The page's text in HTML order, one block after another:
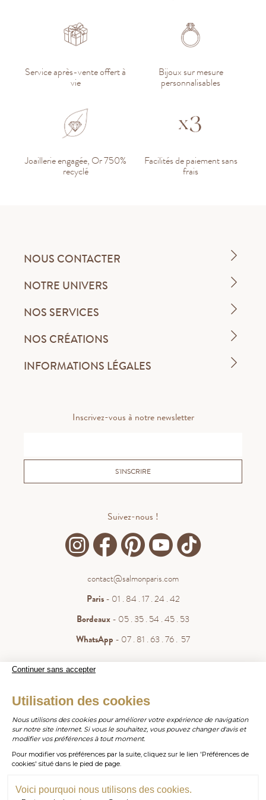
Continuer sans accepter
Utilisation des cookies
Nous utilisons des cookies pour améliorer votre expérience de navigation
sur notre site internet. Si vous le souhaitez, vous pouvez changer d'avis et
modifier vos préférences à tout moment.
Pour modifier vos préférences par la suite, cliquez sur le lien 'Préférences de
cookies' situé dans le pied de page.
Voici pourquoi nous utilisons des cookies.
WHATSAPP
E-MAIL contact@salmonparis.com
TÉL PARIS
Service après-vente offert à
vie
Bijoux sur mesure
personnalisables
Joaillerie engagée, Or 750%
recyclé
Facilités de paiement sans
frais
NOUS CONTACTER
NOTRE UNIVERS
NOS SERVICES
NOS CRÉATIONS
INFORMATIONS LÉGALES
Inscrivez-vous à notre newsletter
S'INSCRIRE
Suivez-nous !
contact@salmonparis.com
Paris- 01 . 84 . 17 . 24 . 42
Bordeaux- 05 . 35 . 54 . 45 . 53
WhatsApp - 07 . 81 . 63 . 76 . 57
.